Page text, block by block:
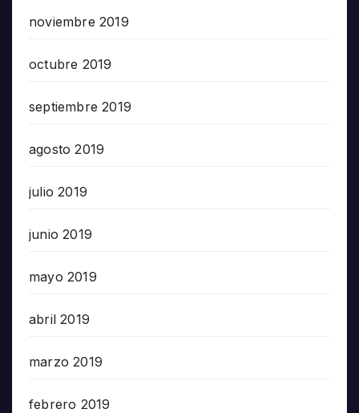
noviembre 2019
octubre 2019
septiembre 2019
agosto 2019
julio 2019
junio 2019
mayo 2019
abril 2019
marzo 2019
febrero 2019